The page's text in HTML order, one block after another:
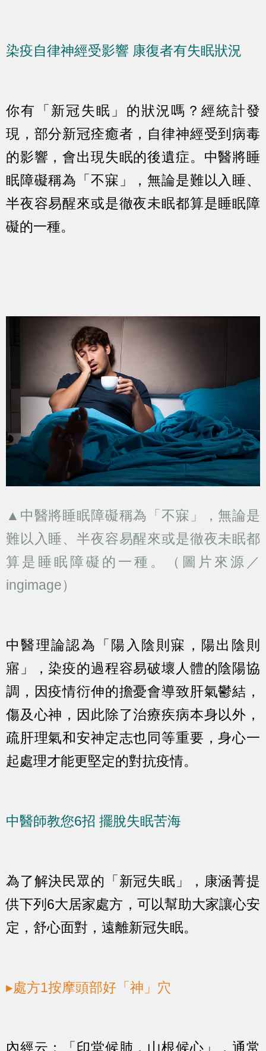
染疫自律神經受影響 康復者有失眠狀況
你有「新冠失眠」的狀況嗎？經統計發
現，部分新冠痊癒者，自律神經受到病毒
的影響，會出現失眠的後遺症。中醫將睡
眠障礙稱為「不寐」，無論是難以入睡、
半夜容易醒來或是徹夜未眠都算是睡眠障
礙的一種。
▲中醫將睡眠障礙稱為「不寐」，無論是
難以入睡、半夜容易醒來或是徹夜未眠都
算是睡眠障礙的一種。（圖片來源／
ingimage）
中醫理論認為「陽入陰則寐，陽出陰則
寤」，染疫的過程容易破壞人體的陰陽協
調，因疫情衍伸的擔憂會導致肝氣鬱結，
傷及心神，因此除了治療疾病本身以外，
疏肝理氣和安神定志也同等重要，身心一
起處理才能更堅定的對抗疫情。
中醫師教您6招 擺脫失眠苦海
為了解決民眾的「新冠失眠」，康涵菁提
供下列6大居家處方，可以幫助大家讓心安
定，舒心面對，遠離新冠失眠。
▸處方1按摩頭部好「神」穴
內經云：「印堂候肺，山根候心」，通常